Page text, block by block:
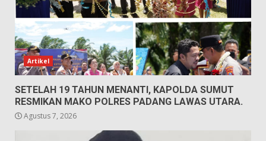
Artikel
SETELAH 19 TAHUN MENANTI, KAPOLDA SUMUT
RESMIKAN MAKO POLRES PADANG LAWAS UTARA.
Agustus 7, 2026